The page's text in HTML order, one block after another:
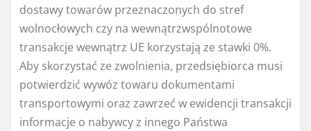
dostawy towarów przeznaczonych do stref
wolnocłowych czy na wewnątrzwspólnotowe
transakcje wewnątrz UE korzystają ze stawki 0%.
Aby skorzystać ze zwolnienia, przedsiębiorca musi
potwierdzić wywóz towaru dokumentami
transportowymi oraz zawrzeć w ewidencji transakcji
informacje o nabywcy z innego Państwa